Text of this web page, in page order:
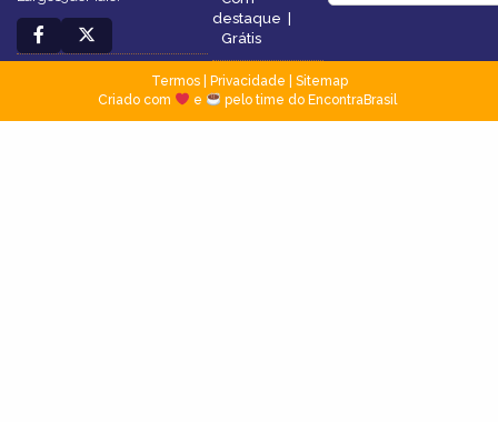
destaque |
Grátis
Termos| Privacidade
Sitemap
Criado com
e pelo time do EncontraBrasil